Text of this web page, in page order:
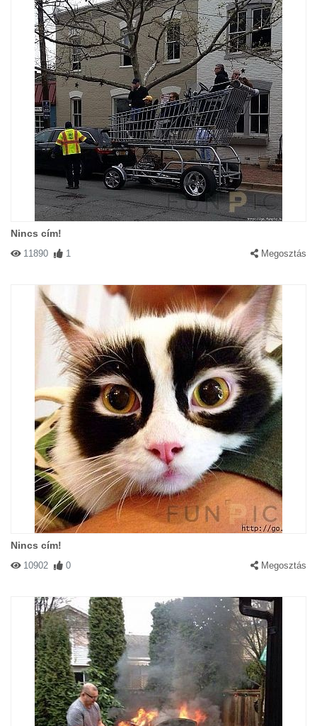
Nincs cím!
11890 1 Megosztás
Nincs cím!
10902 0 Megosztás